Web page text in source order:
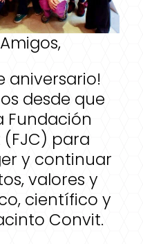
aniversario!
desde que
Fundación
para
y continuar
valores y
científico y
Convit.